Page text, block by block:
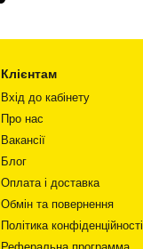
Клієнтам
Вхід до кабінету
Про нас
Вакансії
Блог
Оплата і доставка
Обмін та повернення
Політика конфіденційності